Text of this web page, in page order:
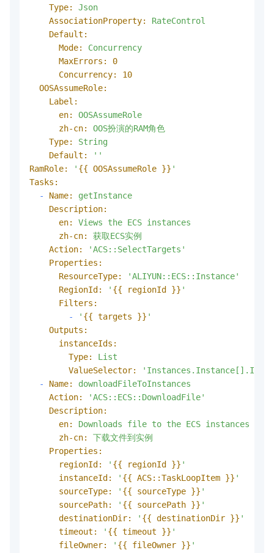
Type:
Json
AssociationProperty:
RateControl
Default:
Mode:
Concurrency
MaxErrors:
0
Concurrency:
10
OOSAssumeRole:
Label:
en:
OOSAssumeRole
zh-cn:
OOS扮演的RAM角色
Type:
String
Default:
''
RamRole:
' {{ OOSAssumeRole }} '
Tasks:
-
Name:
getInstance
Description:
en:
Views the ECS instances
zh-cn:
获取ECS实例
Action:
'ACS::SelectTargets'
Properties:
ResourceType:
'ALIYUN::ECS::Instance'
RegionId:
' {{ regionId }} '
Filters:
-
' {{ targets }} '
Outputs:
instanceIds:
Type:
List
ValueSelector:
-
Name:
downloadFileToInstances
Action:
'ACS::ECS::DownloadFile'
Description:
en:
Downloads file to the ECS instances
zh-cn:
下载文件到实例
Properties:
regionId:
' {{ regionId }} '
instanceId:
' {{ ACS::TaskLoopItem }} '
sourceType:
' {{ sourceType }} '
sourcePath:
' {{ sourcePath }} '
destinationDir:
' {{ destinationDir }} '
timeout:
' {{ timeout }} '
fileOwner:
' {{ fileOwner }} '